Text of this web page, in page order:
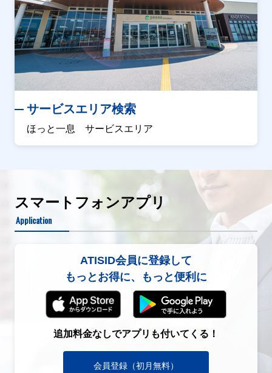
サービスエリア検索
ほっと一息 サービスエリア
スマートフォンアプリ
Application
ATISID会員に登録して
もっとお得に、もっと便利に
追加料金なしでアプリも付いてくる！
会員登録（初月無料）